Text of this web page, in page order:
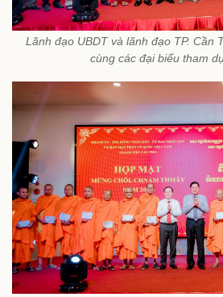
Lãnh đạo UBDT và lãnh đạo TP. Cần
cùng các đại biểu tham